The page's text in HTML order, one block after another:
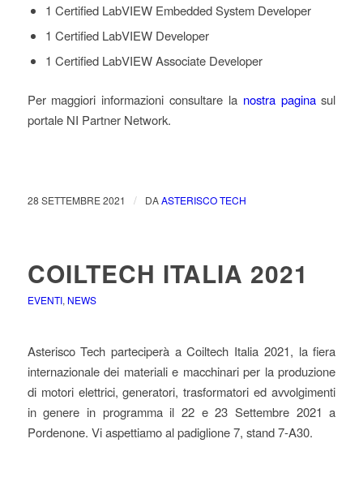
1 Certified LabVIEW Embedded System Developer
1 Certified LabVIEW Developer
1 Certified LabVIEW Associate Developer
Per maggiori informazioni consultare la nostra paginasul
portale NI Partner Network.
28 SETTEMBRE 2021 / DAASTERISCO TECH
COILTECH ITALIA 2021
EVENTI, NEWS
Asterisco Tech parteciperà a Coiltech Italia 2021, la fiera
internazionale dei materiali e macchinari per la produzione
di motori elettrici, generatori, trasformatori ed avvolgimenti
in genere in programma il 22 e 23 Settembre 2021 a
Pordenone. Vi aspettiamo al padiglione 7, stand 7-A30.